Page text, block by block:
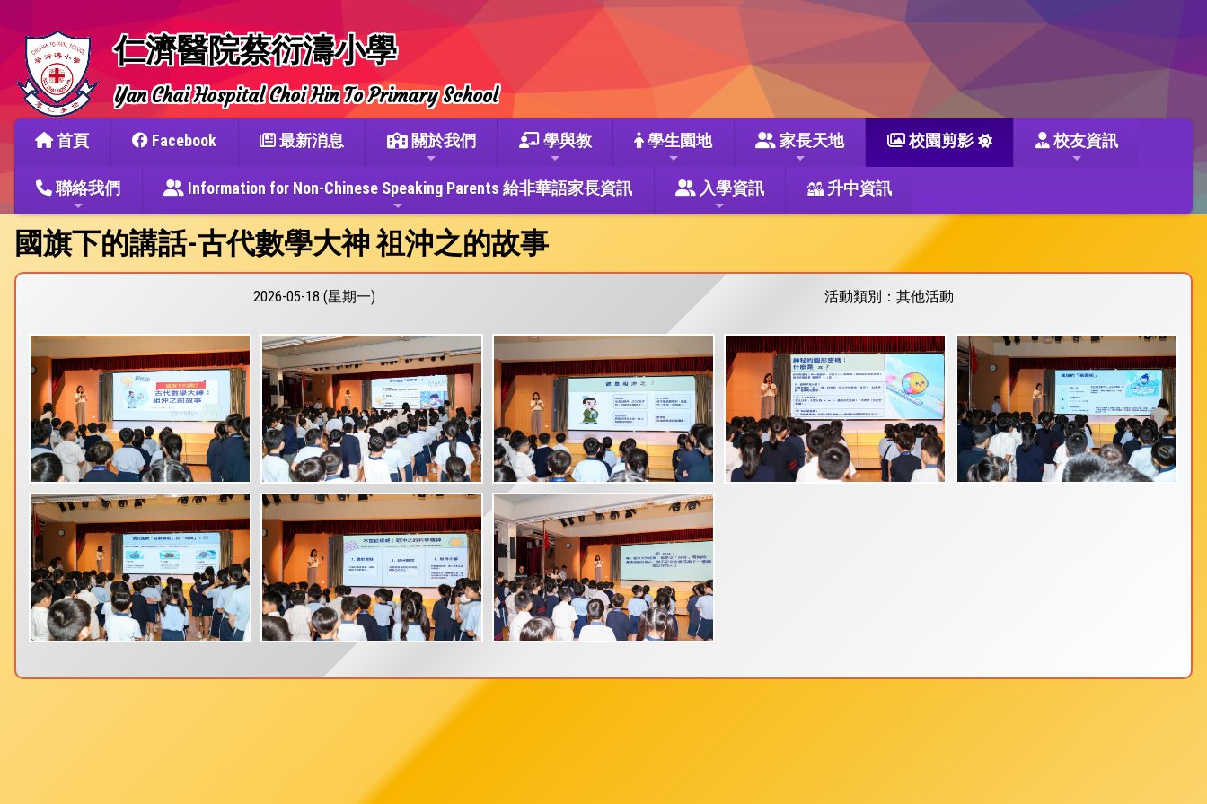
仁濟醫院蔡衍濤小學
Yan Chai Hospital Choi Hin To Primary School
首頁 Facebook 最新消息 關於我們 學與教 學生園地 家長天地 校園剪影 校友資訊
聯絡我們 Information for Non-Chinese Speaking Parents 給非華語家長資訊 入學資訊 升中資訊
國旗下的講話-古代數學大神 祖沖之的故事
2026-05-18 (星期一) 活動類別：其他活動